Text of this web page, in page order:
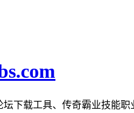
下载工具、传奇霸业技能